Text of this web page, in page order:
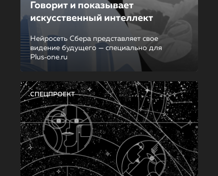
Говорит и показывает
искусственный интеллект
Нейросеть Сбера представляет свое
видение будущего — специально для
Plus‑one.ru
СПЕЦПРОЕКТ